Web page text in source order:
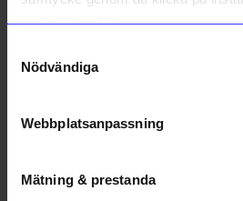
Nödvändiga
Webbplatsanpassning
Mätning & prestanda
Marimekko
I lager
Andra köpte